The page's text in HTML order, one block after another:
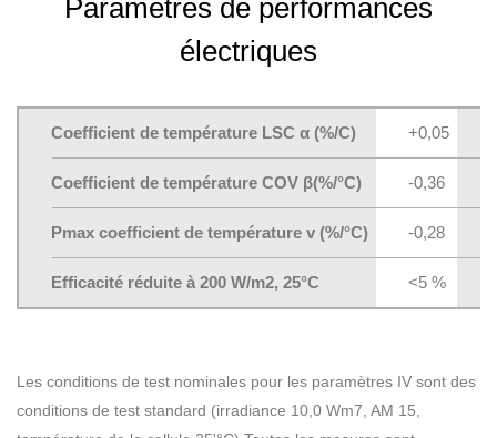
Paramètres de performances
électriques
Coefficient de température LSC α (%/C) +0,05
Coefficient de température COV β(%/°C) -0,36
Pmax coefficient de température v (%/°C) -0,28
Efficacité réduite à 200 W/m2, 25°C <5 %
Les conditions de test nominales pour les paramètres IV sont des
conditions de test standard (irradiance 10,0 Wm7, AM 15,